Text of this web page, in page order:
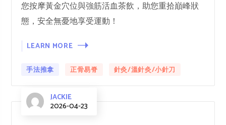
您按摩黃金穴位與強筋活血茶飲，助您重拾巔峰狀
態，安全無憂地享受運動！
LEARN MORE
手法推拿 正骨易脊 針灸/溫針灸/小針刀
JACKIE
2026-04-23